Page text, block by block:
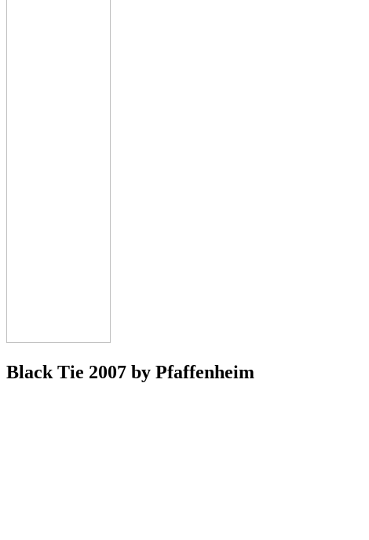
Black Tie 2007 by Pfaffenheim